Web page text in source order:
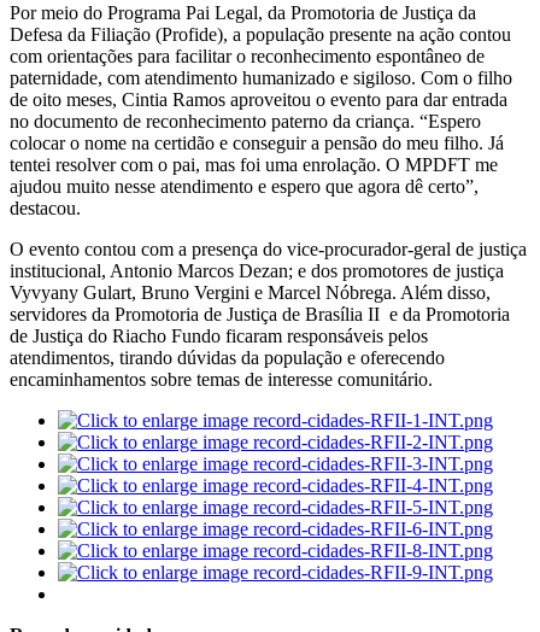
Por meio do Programa Pai Legal, da Promotoria de Justiça da
Defesa da Filiação (Profide), a população presente na ação contou
com orientações para facilitar o reconhecimento espontâneo de
paternidade, com atendimento humanizado e sigiloso. Com o filho
de oito meses, Cintia Ramos aproveitou o evento para dar entrada
no documento de reconhecimento paterno da criança. “Espero
colocar o nome na certidão e conseguir a pensão do meu filho. Já
tentei resolver com o pai, mas foi uma enrolação. O MPDFT me
ajudou muito nesse atendimento e espero que agora dê certo”,
destacou.
O evento contou com a presença do vice-procurador-geral de justiça
institucional, Antonio Marcos Dezan; e dos promotores de justiça
Vyvyany Gulart, Bruno Vergini e Marcel Nóbrega. Além disso,
servidores da Promotoria de Justiça de Brasília II e da Promotoria
de Justiça do Riacho Fundo ficaram responsáveis pelos
atendimentos, tirando dúvidas da população e oferecendo
encaminhamentos sobre temas de interesse comunitário.